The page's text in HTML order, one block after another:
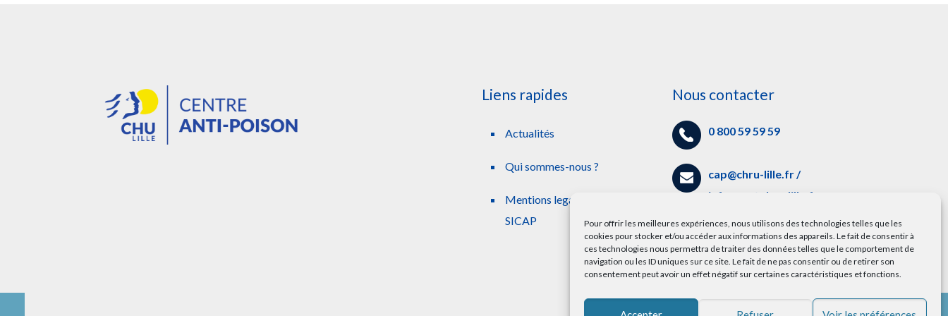
Pour offrir les meilleures expériences, nous utilisons des technologies telles que les
cookies pour stocker et/ou accéder aux informations des appareils. Le fait de consentir à
ces technologies nous permettra de traiter des données telles que le comportement de
navigation ou les ID uniques sur ce site. Le fait de ne pas consentir ou de retirer son
consentement peut avoir un effet négatif sur certaines caractéristiques et fonctions.
Liens rapides
Actualités
Qui sommes-nous ?
Mentions legales simplifiees
SICAP
Nous contacter
0 800 59 59 59
cap@chru-lille.fr/
info.cap@chru-lille.fr
5 avenue Oscar Lambret,
59000 Lille